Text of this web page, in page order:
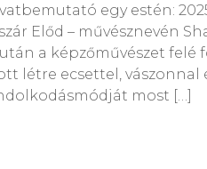
egy estén:
Előd – művésznevén
a képzőművészet felé
létre ecsettel, vászonnal
most […]